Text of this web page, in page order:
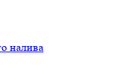
налива